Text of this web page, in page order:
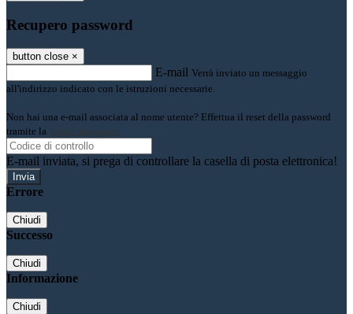
Recupero password
button close ×
E-mail Verrà inviato un messaggio
all'indirizzo indicato con le istruzioni necessarie.
Non hai una e-mail associata al nome utente? Effettua il reset della password
tramite la Login Spaggiari
E-mail inviata, si prega di controllare la casella di posta elettronica!
Errore
Chiudi
Successo
Chiudi
Informazione
Chiudi